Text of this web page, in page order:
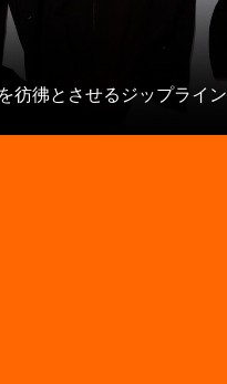
彷彿とさせるジップライン